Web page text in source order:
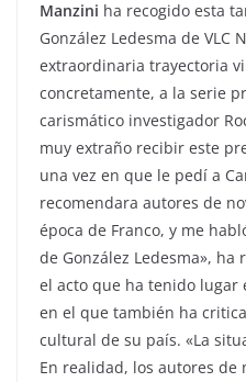
Manzini ha recogido esta
González Ledesma de VLC
extraordinaria trayectoria
concretamente, a la serie
carismático investigador
muy extraño recibir este
una vez en que le pedí a
recomendara autores de
época de Franco, y me
de González Ledesma»,
el acto que ha tenido lugar
en el que también ha
cultural de su país. «La
En realidad, los autores de